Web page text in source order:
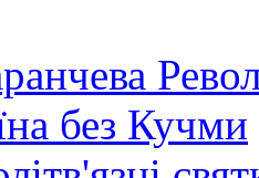
без Кучми